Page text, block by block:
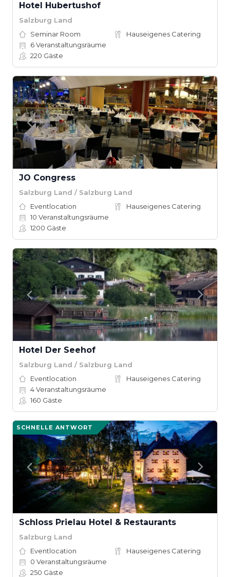
Hotel Hubertushof
Salzburg Land
Seminar Room
Hauseigenes Catering
6Veranstaltungsräume
220 Gäste
JO Congress
Salzburg Land / Salzburg Land
Eventlocation
Hauseigenes Catering
10 Veranstaltungsräume
1200 Gäste
Hotel Der Seehof
Salzburg Land / Salzburg Land
Eventlocation
Hauseigenes Catering
4Veranstaltungsräume
160 Gäste
SCHNELLE ANTWORT
Schloss Prielau Hotel & Restaurants
Salzburg Land
Eventlocation
Hauseigenes Catering
0 Veranstaltungsräume
250 Gäste